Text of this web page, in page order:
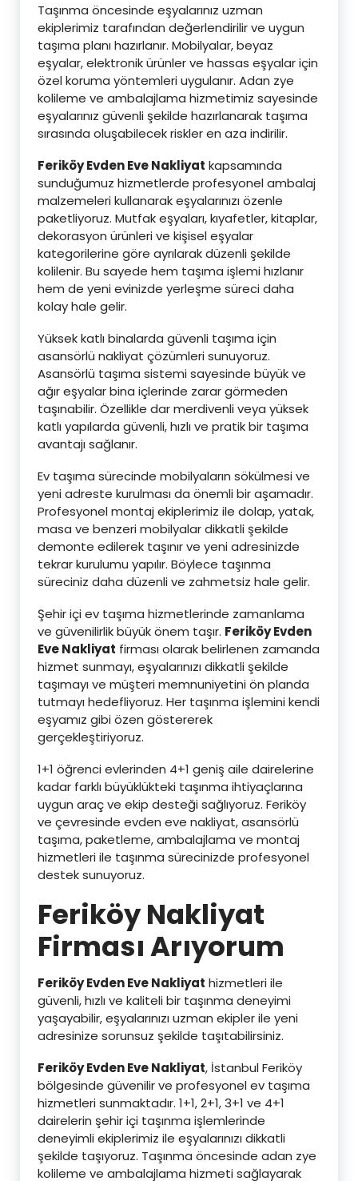
Taşınma öncesinde eşyalarınız uzman
ekiplerimiz tarafından değerlendirilir ve uygun
taşıma planı hazırlanır. Mobilyalar, beyaz
eşyalar, elektronik ürünler ve hassas eşyalar için
özel koruma yöntemleri uygulanır. Adan zye
kolileme ve ambalajlama hizmetimiz sayesinde
eşyalarınız güvenli şekilde hazırlanarak taşıma
sırasında oluşabilecek riskler en aza indirilir.
Feriköy Evden Eve Nakliyat kapsamında
sunduğumuz hizmetlerde profesyonel ambalaj
malzemeleri kullanarak eşyalarınızı özenle
paketliyoruz. Mutfak eşyaları, kıyafetler, kitaplar,
dekorasyon ürünleri ve kişisel eşyalar
kategorilerine göre ayrılarak düzenli şekilde
kolilenir. Bu sayede hem taşıma işlemi hızlanır
hem de yeni evinizde yerleşme süreci daha
kolay hale gelir.
Yüksek katlı binalarda güvenli taşıma için
asansörlü nakliyat çözümleri sunuyoruz.
Asansörlü taşıma sistemi sayesinde büyük ve
ağır eşyalar bina içlerinde zarar görmeden
taşınabilir. Özellikle dar merdivenli veya yüksek
katlı yapılarda güvenli, hızlı ve pratik bir taşıma
avantajı sağlanır.
Ev taşıma sürecinde mobilyaların sökülmesi ve
yeni adreste kurulması da önemli bir aşamadır.
Profesyonel montaj ekiplerimiz ile dolap, yatak,
masa ve benzeri mobilyalar dikkatli şekilde
demonte edilerek taşınır ve yeni adresinizde
tekrar kurulumu yapılır. Böylece taşınma
süreciniz daha düzenli ve zahmetsiz hale gelir.
Şehir içi ev taşıma hizmetlerinde zamanlama
ve güvenilirlik büyük önem taşır. Feriköy Evden
Eve Nakliyat firması olarak belirlenen zamanda
hizmet sunmayı, eşyalarınızı dikkatli şekilde
taşımayı ve müşteri memnuniyetini ön planda
tutmayı hedefliyoruz. Her taşınma işlemini kendi
eşyamız gibi özen göstererek
gerçekleştiriyoruz.
1+1 öğrenci evlerinden 4+1 geniş aile dairelerine
kadar farklı büyüklükteki taşınma ihtiyaçlarına
uygun araç ve ekip desteği sağlıyoruz. Feriköy
ve çevresinde evden eve nakliyat, asansörlü
taşıma, paketleme, ambalajlama ve montaj
hizmetleri ile taşınma sürecinizde profesyonel
destek sunuyoruz.
Feriköy Nakliyat
Firması Arıyorum
Feriköy Evden Eve Nakliyat hizmetleri ile
güvenli, hızlı ve kaliteli bir taşınma deneyimi
yaşayabilir, eşyalarınızı uzman ekipler ile yeni
adresinize sorunsuz şekilde taşıtabilirsiniz.
Feriköy Evden Eve Nakliyat, İstanbul Feriköy
bölgesinde güvenilir ve profesyonel ev taşıma
hizmetleri sunmaktadır. 1+1, 2+1, 3+1 ve 4+1
dairelerin şehir içi taşınma işlemlerinde
deneyimli ekiplerimiz ile eşyalarınızı dikkatli
şekilde taşıyoruz. Taşınma öncesinde adan zye
kolileme ve ambalajlama hizmeti sağlayarak